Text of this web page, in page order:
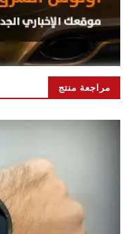
مراجعة منتج